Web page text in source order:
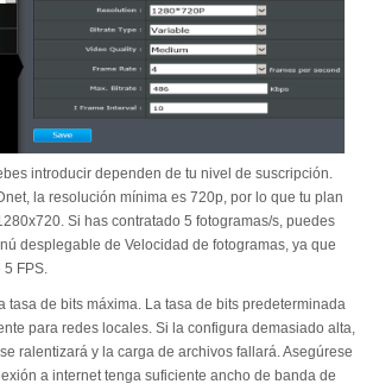
introducir dependen de tu nivel de suscripción.
la resolución mínima es 720p, por lo que tu plan
Si has contratado 5 fotogramas/s, puedes
desplegable de Velocidad de fotogramas, ya que
5 FPS.
tasa de bits máxima. La tasa de bits predeterminada
para redes locales. Si la configura demasiado alta,
ralentizará y la carga de archivos fallará. Asegúrese
a internet tenga suficiente ancho de banda de